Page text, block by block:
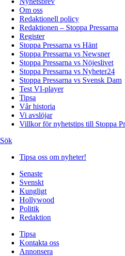
Om oss
Redaktionell policy
Redaktionen – Stoppa Pressarna
Register
Stoppa Pressarna vs Hänt
Stoppa Pressarna vs Newsner
Stoppa Pressarna vs Nöjeslivet
Stoppa Pressarna vs Nyheter24
Stoppa Pressarna vs Svensk Dam
Test VI-player
Tipsa
Vår historia
Vi avslöjar
Villkor för nyhetstips till Stoppa
Sök
Tipsa oss om nyheter!
Senaste
Svenskt
Kungligt
Hollywood
Politik
Redaktion
Tipsa
Kontakta oss
Annonsera